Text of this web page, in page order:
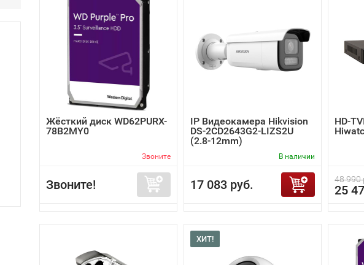
Жёсткий диск WD62PURX-
78B2MY0
Звоните
Звоните!
IP Видеокамера Hikvision
DS-2CD2643G2-LIZS2U
(2.8-12mm)
В наличии
17 083 руб.
HD-
48 990
25
ХИТ!